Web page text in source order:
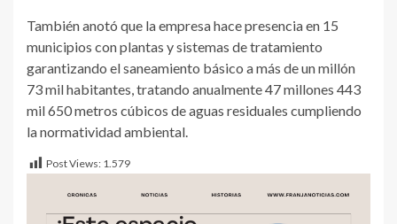
También anotó que la empresa hace presencia en 15
municipios con plantas y sistemas de tratamiento
garantizando el saneamiento básico a más de un millón
73 mil habitantes, tratando anualmente 47 millones 443
mil 650 metros cúbicos de aguas residuales cumpliendo
la normatividad ambiental.
Post Views: 1.579